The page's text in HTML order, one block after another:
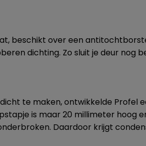
beschikt over een
dichting. Zo sluit je deur nog
te maken, ontwikkelde Profel
is maar 20 millimeter hoog
Daardoor krijgt